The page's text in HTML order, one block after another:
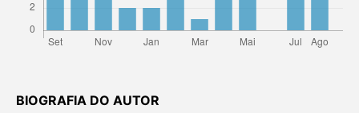
BIOGRAFIA DO AUTOR